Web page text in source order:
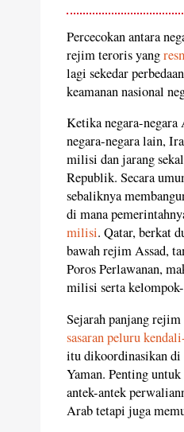
Percecokan antara
rejim teroris yang
lagi sekedar
keamanan nasional
Ketika negara-negara
negara-negara lain,
milisi dan jarang
Republik. Secara
sebaliknya
di mana
milisi. Qatar, berkat
bawah rejim Assad,
Poros Perlawanan,
milisi serta
Sejarah panjang
sasaran peluru
itu dikoordinasikan
Yaman. Penting
antek-antek
Arab tetapi juga